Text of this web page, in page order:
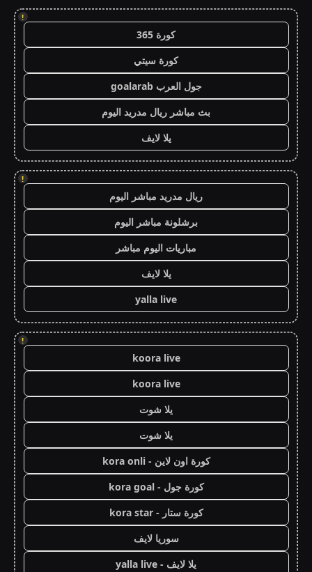
!
كورة 365
كورة سيتي
جول العرب goalarab
بث مباشر ريال مدريد اليوم
يلا لايف
!
ريال مدريد مباشر اليوم
برشلونة مباشر اليوم
مباريات اليوم مباشر
يلا لايف
yalla live
!
koora live
koora live
يلا شوت
يلا شوت
كورة اون لاين - kora onli
كورة جول - kora goal
كورة ستار - kora star
سوريا لايف
يلا لايف - yalla live